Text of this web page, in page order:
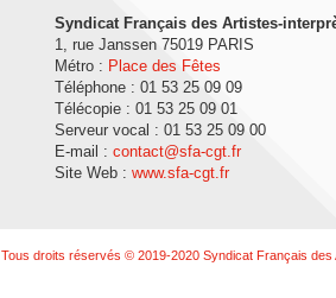
Syndicat Français des Artistes-
1, rue Janssen 75019 PARIS
Métro : Place des Fêtes
Téléphone : 01 53 25 09 09
Télécopie : 01 53 25 09 01
Serveur vocal : 01 53 25 09 00
E-mail : contact@sfa-cgt.fr
Site Web : www.sfa-cgt.fr
Tous droits réservés © 2019-2020 Syndicat Français des